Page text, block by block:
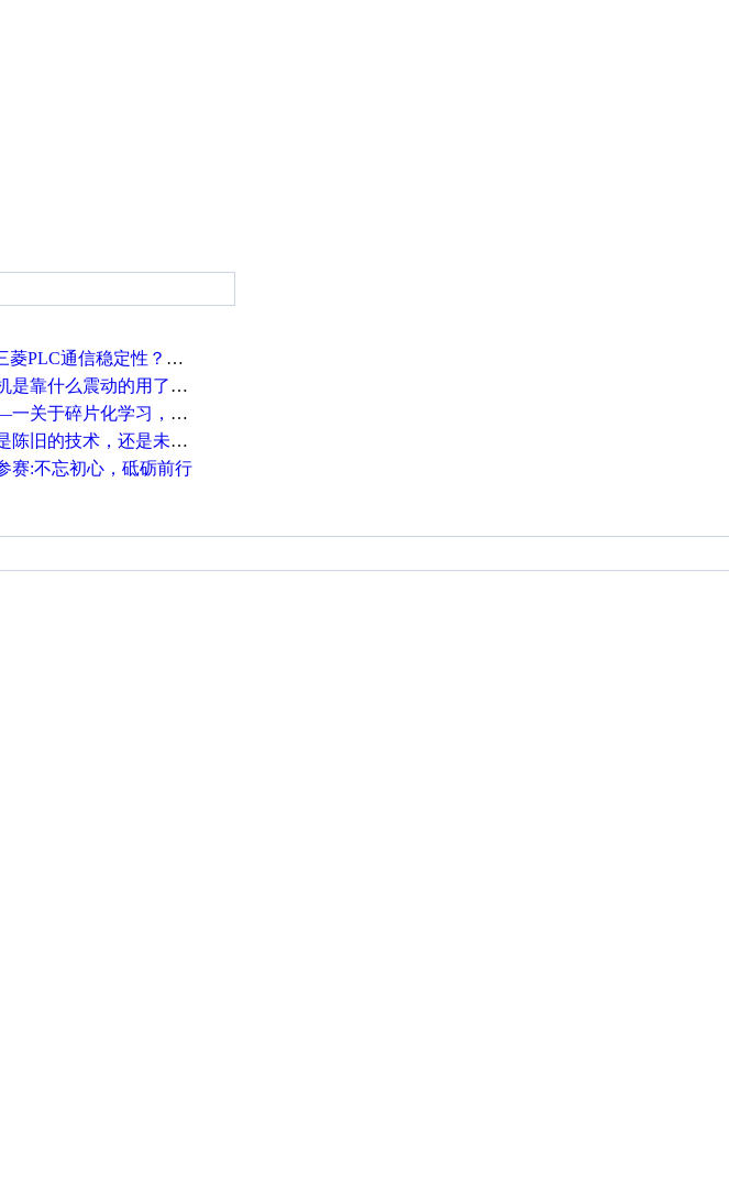
PLC通信稳定性？？？
么震动的用了这么多年才知道！
碎片化学习，看这一篇就够了！
的技术，还是未来的幕后英雄？
赛:不忘初心，砥砺前行